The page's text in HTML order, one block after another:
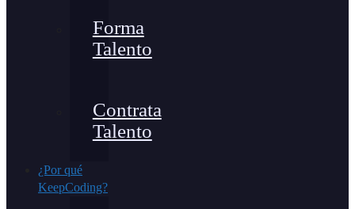
Forma
Talento
Contrata
Talento
¿Por qué
KeepCoding?